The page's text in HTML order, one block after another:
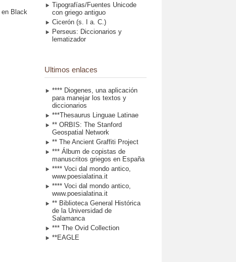
en Black
Tipografías/Fuentes Unicode
con griego antiguo
Cicerón (s. I a. C.)
Perseus: Diccionarios y
lematizador
Ultimos enlaces
**** Diogenes, una aplicación
para manejar los textos y
diccionarios
***Thesaurus Linguae Latinae
** ORBIS: The Stanford
Geospatial Network
** The Ancient Graffiti Project
*** Álbum de copistas de
manuscritos griegos en España
**** Voci dal mondo antico,
www.poesialatina.it
**** Voci dal mondo antico,
www.poesialatina.it
** Biblioteca General Histórica
de la Universidad de
Salamanca
*** The Ovid Collection
**EAGLE